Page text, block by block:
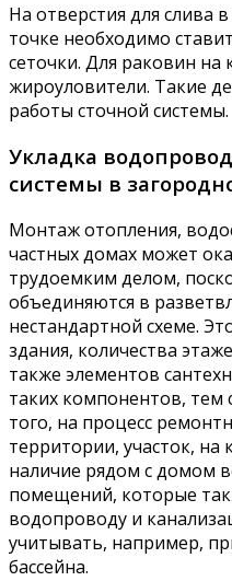
На отверстия для слива
точке необходимо
сеточки. Для раковин на
жироуловители. Такие
работы сточной системы.
Укладка
системы в
Монтаж отопления,
частных домах может
трудоемким делом,
объединяются в
нестандартной схеме.
здания, количества
также элементов
таких компонентов, тем
того, на процесс
территории, участок,
наличие рядом с домом
помещений, которые
водопроводу и
учитывать, например,
бассейна.